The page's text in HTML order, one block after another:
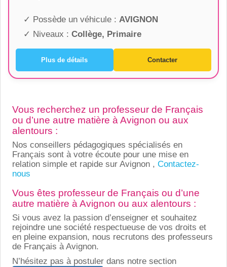
✓ Possède un véhicule : AVIGNON
✓ Niveaux : Collège, Primaire
Plus de détails Contacter
Vous recherchez un professeur de Français
ou d’une autre matière à Avignon ou aux
alentours :
Nos conseillers pédagogiques spécialisés en
Français sont à votre écoute pour une mise en
relation simple et rapide sur Avignon , Contactez-
nous
Vous êtes professeur de Français ou d’une
autre matière à Avignon ou aux alentours :
Si vous avez la passion d’enseigner et souhaitez
rejoindre une société respectueuse de vos droits et
en pleine expansion, nous recrutons des professeurs
de Français à Avignon.
N’hésitez pas à postuler dans notre section